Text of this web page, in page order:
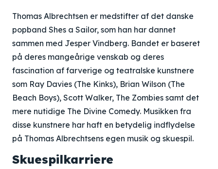
Thomas Albrechtsen er medstifter af det danske
popband Shes a Sailor, som han har dannet
sammen med Jesper Vindberg. Bandet er baseret
på deres mangeårige venskab og deres
fascination af farverige og teatralske kunstnere
som Ray Davies (The Kinks), Brian Wilson (The
Beach Boys), Scott Walker, The Zombies samt det
mere nutidige The Divine Comedy. Musikken fra
disse kunstnere har haft en betydelig indflydelse
på Thomas Albrechtsens egen musik og skuespil.
Skuespilkarriere